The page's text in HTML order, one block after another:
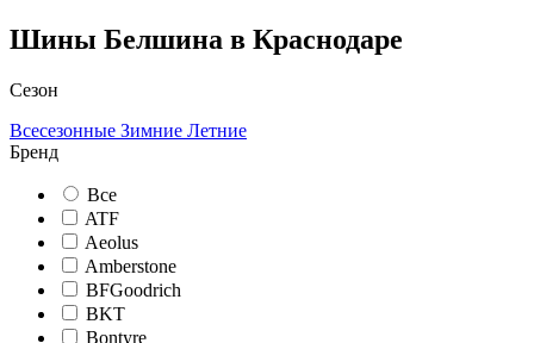
Шины Белшина в Краснодаре
Сезон
Всесезонные Зимние Летние
Бренд
Все
ATF
Aeolus
Amberstone
BFGoodrich
BKT
Bontyre